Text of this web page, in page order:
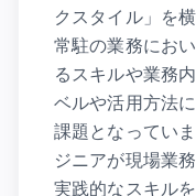
クスタイル」を
常駐の業務にお
るスキルや業務
ベルや活用方法
課題となってい
ジニアが現場業
実践的なスキル